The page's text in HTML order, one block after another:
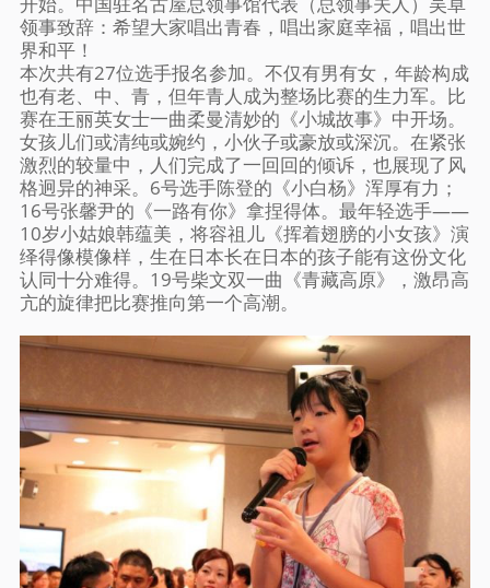
领事致辞：希望大家唱出青春，唱出家庭幸福，唱出世
界和平！
本次共有27位选手报名参加。不仅有男有女，年龄构成
也有老、中、青，但年青人成为整场比赛的生力军。比
赛在王丽英女士一曲柔曼清妙的《小城故事》中开场。
女孩儿们或清纯或婉约，小伙子或豪放或深沉。在紧张
激烈的较量中，人们完成了一回回的倾诉，也展现了风
格迥异的神采。6号选手陈登的《小白杨》浑厚有力；
16号张馨尹的《一路有你》拿捏得体。最年轻选手——
10岁小姑娘韩蕴美，将容祖儿《挥着翅膀的小女孩》演
绎得像模像样，生在日本长在日本的孩子能有这份文化
认同十分难得。19号柴文双一曲《青藏高原》，激昂高
亢的旋律把比赛推向第一个高潮。